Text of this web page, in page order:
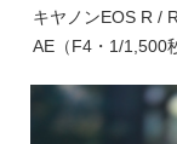
キヤノンEOS R /
AE（F4・1/1,500